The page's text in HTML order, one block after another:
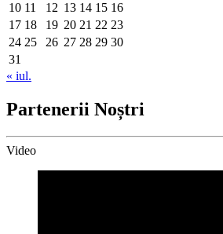
10 11 12 13 14 15 16
17 18 19 20 21 22 23
24 25 26 27 28 29 30
31
« iul.
Partenerii Noștri
Video